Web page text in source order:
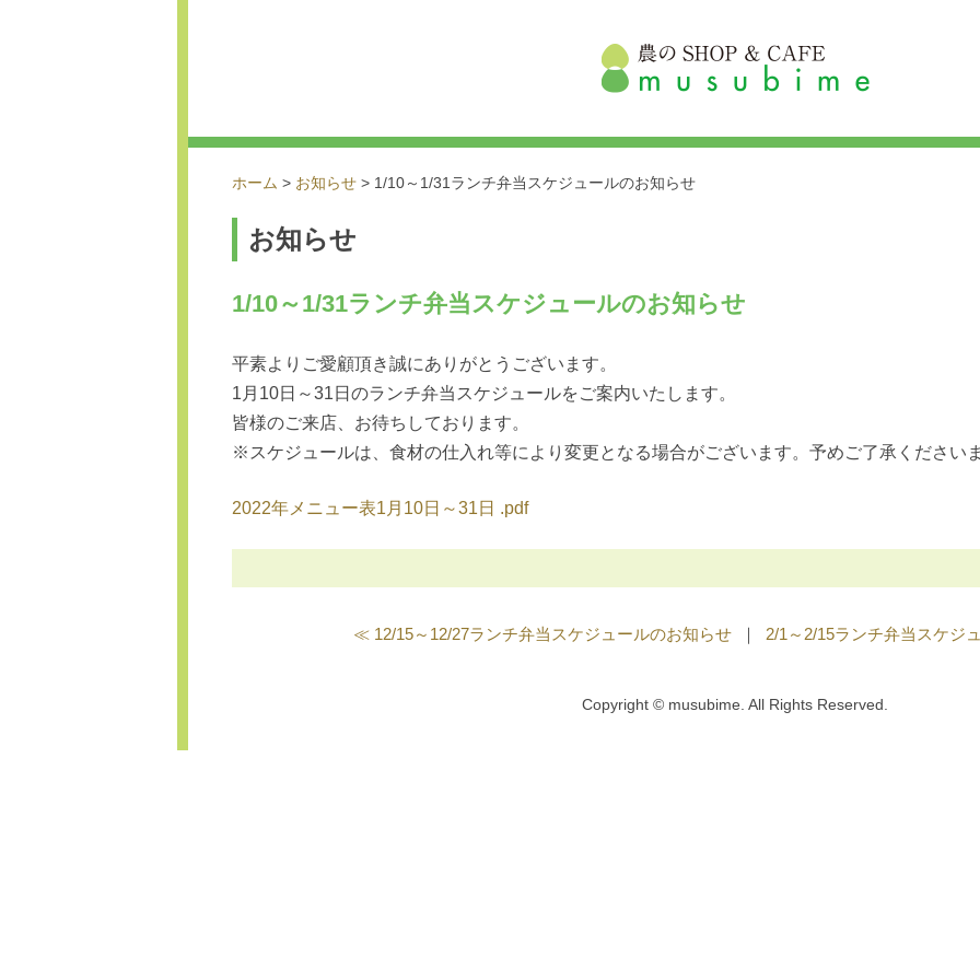
ホーム > お知らせ > 1/10～1/31ランチ弁当スケジュールのお知らせ
お知らせ
1/10～1/31ランチ弁当スケジュールのお知らせ
平素よりご愛顧頂き誠にありがとうございます。
1月10日～31日のランチ弁当スケジュールをご案内いたします。
皆様のご来店、お待ちしております。
※スケジュールは、食材の仕入れ等により変更となる場合がございます。予めご了承ください
2022年メニュー表1月10日～31日 .pdf
≪ 12/15～12/27ランチ弁当スケジュールのお知らせ｜ 2/1～2/15ランチ弁当スケジ
Copyright © musubime. All Rights Reserved.